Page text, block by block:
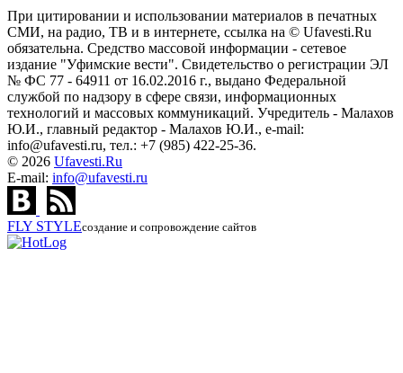
При цитировании и использовании материалов в печатных
СМИ, на радио, ТВ и в интернете, ссылка на © Ufavesti.Ru
обязательна. Средство массовой информации - сетевое
издание "Уфимские вести". Свидетельство о регистрации ЭЛ
№ ФС 77 - 64911 от 16.02.2016 г., выдано Федеральной
службой по надзору в сфере связи, информационных
технологий и массовых коммуникаций. Учредитель - Малахов
Ю.И., главный редактор - Малахов Ю.И., e-mail:
info@ufavesti.ru, тел.: +7 (985) 422-25-36.
© 2026 Ufavesti.Ru
E-mail: info@ufavesti.ru
FLY STYLEсоздание и сопровождение сайтов